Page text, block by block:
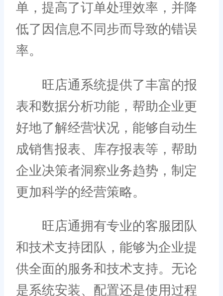
单，提高了订单处理效率，并降
低了因信息不同步而导致的错误
率。
旺店通系统提供了丰富的报
表和数据分析功能，帮助企业更
好地了解经营状况，能够自动生
成销售报表、库存报表等，帮助
企业决策者洞察业务趋势，制定
更加科学的经营策略。
旺店通拥有专业的客服团队
和技术支持团队，能够为企业提
供全面的服务和技术支持。无论
是系统安装、配置还是使用过程